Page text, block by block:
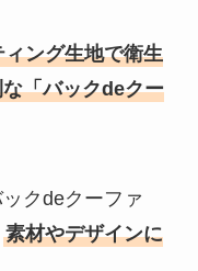
ィング生地で衛生
「バックdeクー
クdeクーファ
素材やデザインに